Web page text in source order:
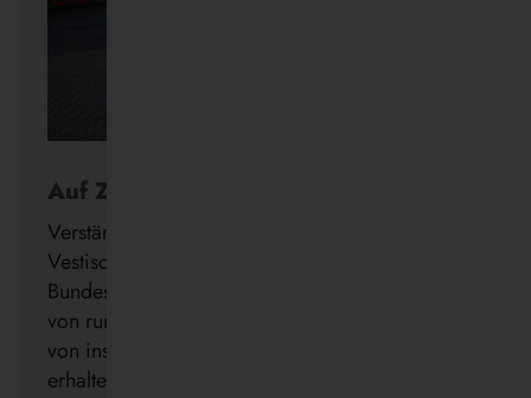
Auf Zukunftskurs
Verstärkung für die Wasserstoff-Flotte: Die
Vestische hat den Förderbescheid des
Bundesministeriums für Verkehr (BMV) in Höhe
von rund 3,12 Millionen Euro zur Beschaffung
von insgesamt 14 Brennstoffzellenbussen
erhalten.